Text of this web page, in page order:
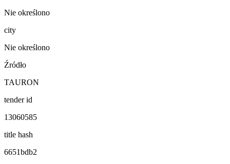
Nie określono
city
Nie określono
Źródło
TAURON
tender id
13060585
title hash
6651bdb2